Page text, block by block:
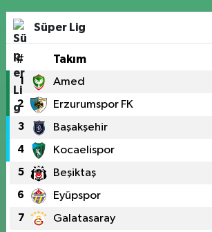
Süper Lig
# Takım
1 Amed
2 Erzurumspor FK
3 Başakşehir
4 Kocaelispor
5 Beşiktaş
6 Eyüpspor
7 Galatasaray